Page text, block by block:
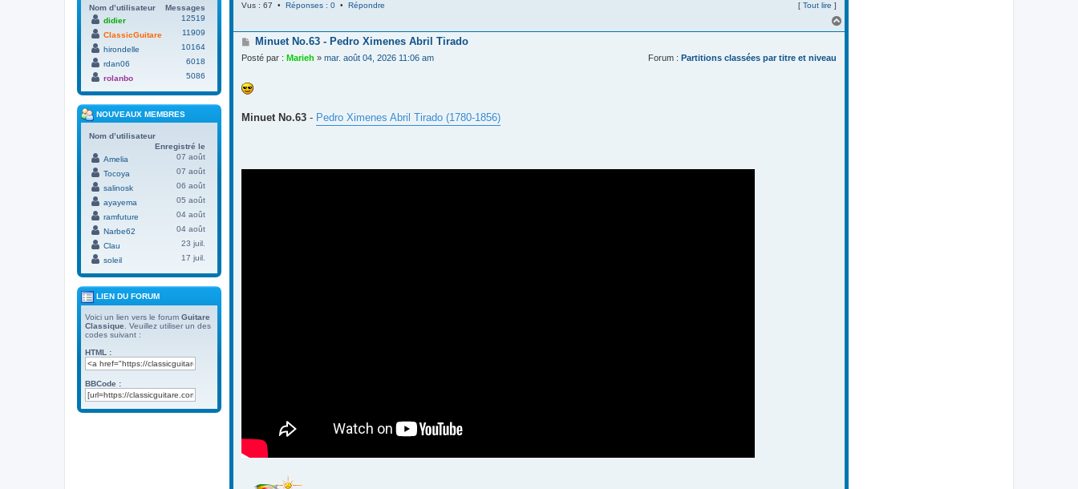
Vus : 67 • Réponses : 0 • Répondre [ Tout lire ]
a
M
s
a
g
Minuet No.63 - Pedro Ximenes Abril Tirado
Posté par : Marieh » mar. août 04, 2026 11:06 am Forum : Partitions classées par titre et niveau
Minuet No.63 - Pedro Ximenes Abril Tirado (1780-1856)
Nom d’utilisateur
Messages
didier
12519
ClassicGuitare
11909
hirondelle
10164
rdan06
6018
rolanbo
5086
NOUVEAUX MEMBRES
Nom d’utilisateur
Enregistré le
Amelia
07 août
Tocoya
07 août
salinosk
06 août
ayayema
05 août
ramfuture
04 août
Narbe62
04 août
Clau
23 juil.
soleil
17 juil.
LIEN DU FORUM
Voici un lien vers le forum Guitare
Classique . Veuillez utiliser un des
codes suivant :
HTML :
BBCode :